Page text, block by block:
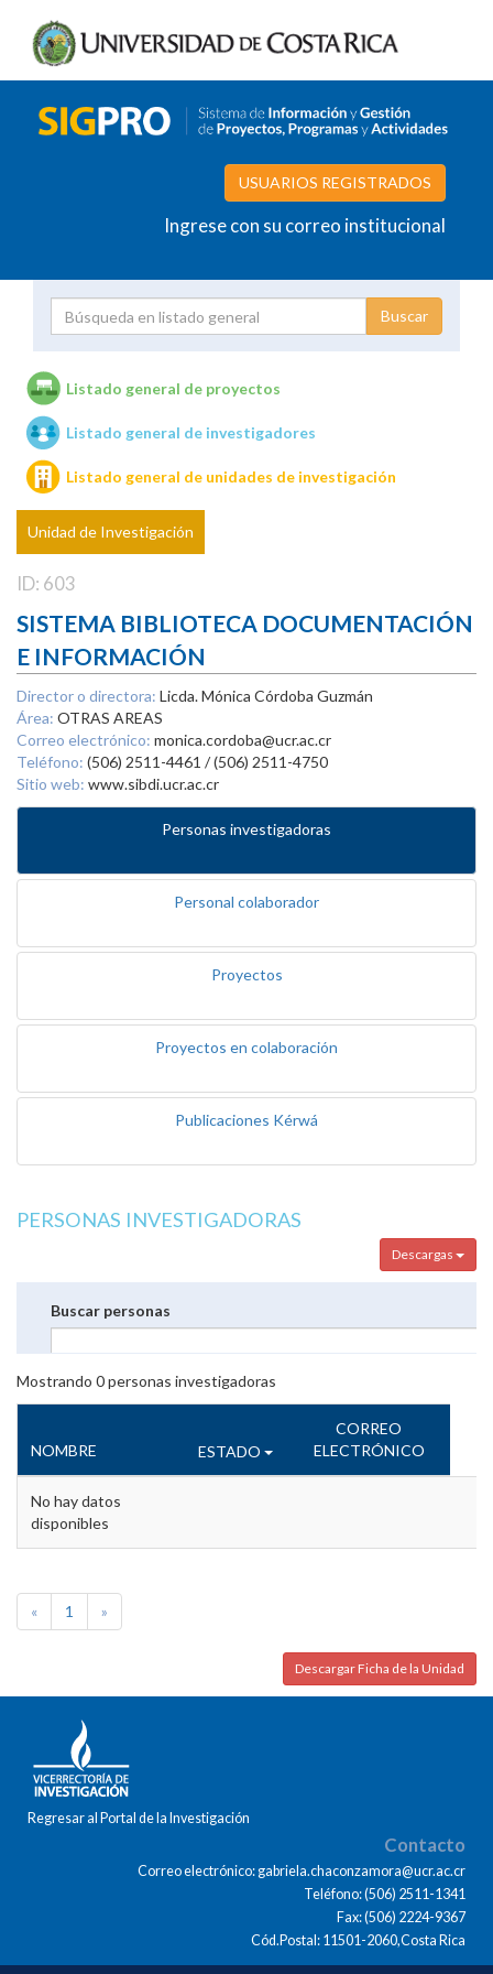
USUARIOS REGISTRADOS
Ingrese con su correo institucional
Unidades de investigación
Listado general de proyectos
Listado general de investigadores
Listado general de unidades de investigación
Unidad de Investigación
ID: 603
SISTEMA BIBLIOTECA DOCUMENTACIÓN
E INFORMACIÓN
Director o directora: Licda. Mónica Córdoba Guzmán
Área: OTRAS AREAS
Correo electrónico: monica.cordoba@ucr.ac.cr
Teléfono: (506) 2511-4461 / (506) 2511-4750
Sitio web: www.sibdi.ucr.ac.cr
Personas investigadoras
Personal colaborador
Proyectos
Proyectos en colaboración
Publicaciones Kérwá
PERSONAS INVESTIGADORAS
Descargas
Buscar personas
Mostrando 0personas investigadoras
NOMBRE ESTADO
CORREO
ELECTRÓNICO
No hay datos
disponibles
« 1 »
Descargar Ficha de la Unidad
Regresar al Portal de la Investigación
Contacto
Correo electrónico: gabriela.chaconzamora@ucr.ac.cr
Teléfono: (506) 2511-1341
Fax: (506) 2224-9367
Cód.Postal: 11501-2060,Costa Rica